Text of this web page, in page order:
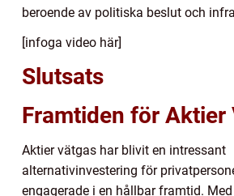
beroende av politiska beslut och
[infoga video här]
Slutsats
Framtiden för Aktier
Aktier vätgas har blivit en intressant
alternativinvestering för
engagerade i en hållbar framtid.